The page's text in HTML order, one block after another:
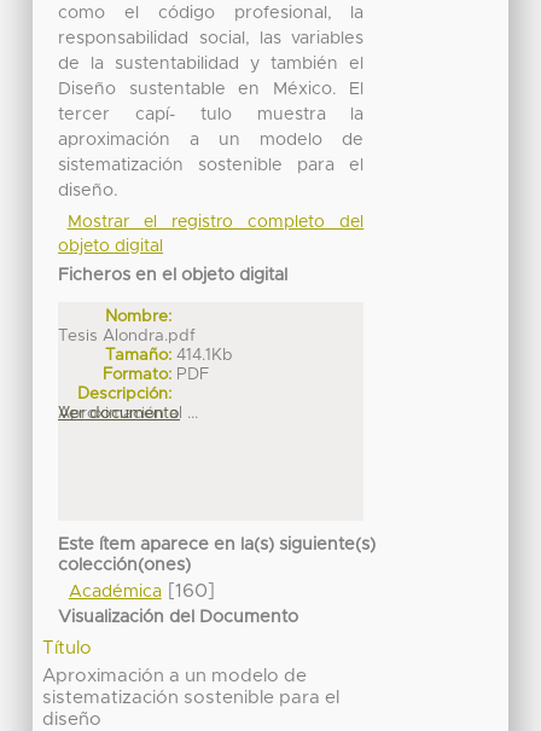
como el código profesional, la
responsabilidad social, las variables
de la sustentabilidad y también el
Diseño sustentable en México. El
tercer capí- tulo muestra la
aproximación a un modelo de
sistematización sostenible para el
diseño.
Mostrar el registro completo del
objeto digital
Ficheros en el objeto digital
Nombre:
Tesis Alondra.pdf
Tamaño: 414.1Kb
Formato: PDF
Descripción:
Aproximación al ...
Ver documento
Este ítem aparece en la(s) siguiente(s)
colección(ones)
Académica[160]
Visualización del Documento
Título
Aproximación a un modelo de
sistematización sostenible para el
diseño